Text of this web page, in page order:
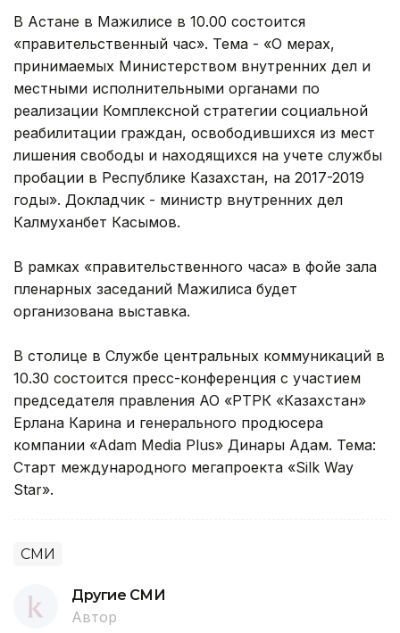
В Астане в Мажилисе в 10.00 состоится
«правительственный час». Тема - «О мерах,
принимаемых Министерством внутренних дел и
местными исполнительными органами по
реализации Комплексной стратегии социальной
реабилитации граждан, освободившихся из мест
лишения свободы и находящихся на учете службы
пробации в Республике Казахстан, на 2017-2019
годы». Докладчик - министр внутренних дел
Калмуханбет Касымов.
В рамках «правительственного часа» в фойе зала
пленарных заседаний Мажилиса будет
организована выставка.
В столице в Службе центральных коммуникаций в
10.30 состоится пресс-конференция с участием
председателя правления АО «РТРК «Казахстан»
Ерлана Карина и генерального продюсера
компании «Adam Media Plus» Динары Адам. Тема:
Старт международного мегапроекта «Silk Way
Star».
СМИ
Другие СМИ
Автор